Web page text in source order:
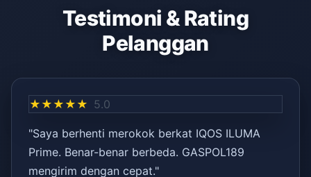
Testimoni & Rating
Pelanggan
★★★★★ 5.0
"Saya berhenti merokok berkat IQOS ILUMA
Prime. Benar-benar berbeda. GASPOL189
mengirim dengan cepat."